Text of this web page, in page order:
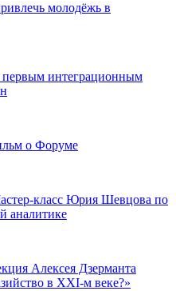
молодёжь в
интеграционным
о Форуме
класс Юрия Шевцова по
аналитике
Алексея Дзерманта
в XXI-м веке?»